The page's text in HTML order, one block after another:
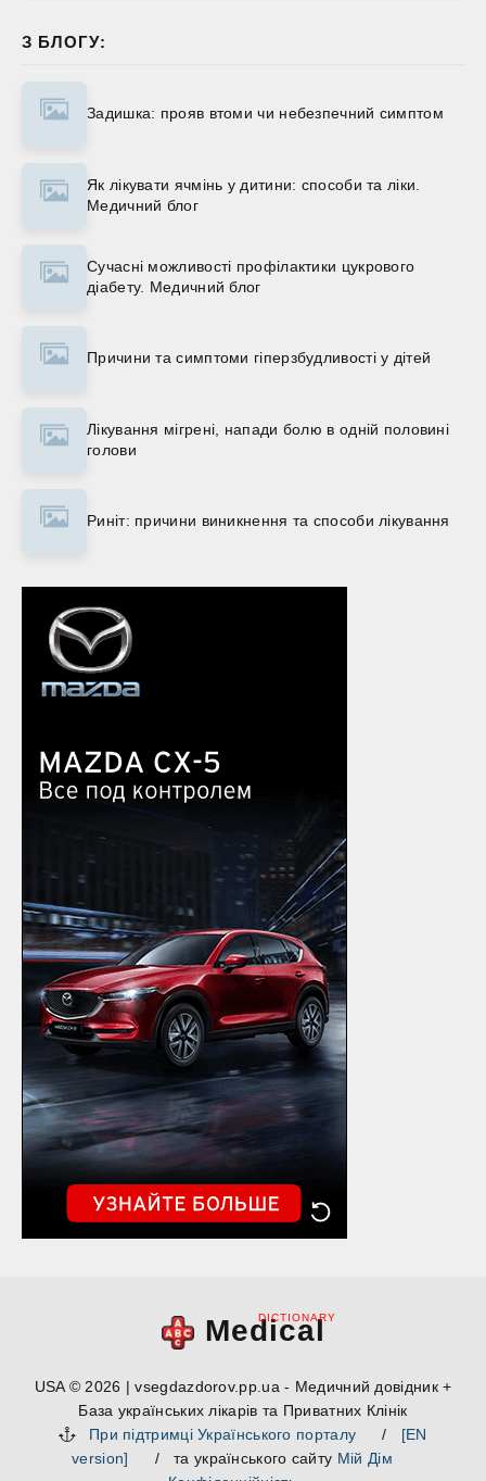
З БЛОГУ:
Задишка: прояв втоми чи небезпечний симптом
Як лікувати ячмінь у дитини: способи та ліки.
Медичний блог
Сучасні можливості профілактики цукрового
діабету. Медичний блог
Причини та симптоми гіперзбудливості у дітей
Лікування мігрені, напади болю в одній половині
голови
Риніт: причини виникнення та способи лікування
Medical
DICTIONARY
USA © 2026 | vsegdazdorov.pp.ua - Медичний довідник +
База українських лікарів та Приватних Клінік
При підтримці Українського порталу
/ [EN
version]
/ та українського сайту Мій Дім